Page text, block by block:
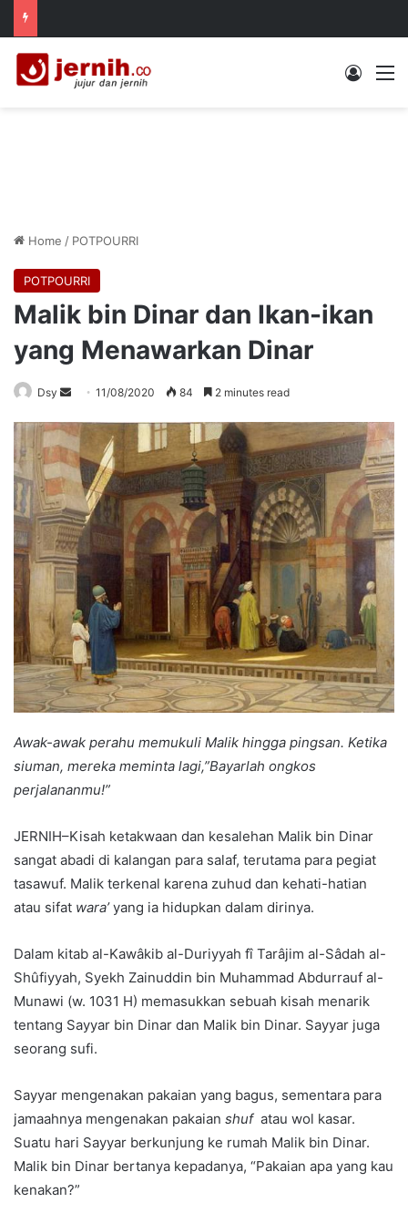
Log In
Home / POTPOURRI
POTPOURRI
Malik bin Dinar dan Ikan-ikan
yang Menawarkan Dinar
Dsy
Send
email
11/08/2020 84 2 minutes read
Awak-awak perahu memukuli Malik hingga pingsan. Ketika
siuman, mereka meminta lagi,”Bayarlah ongkos
perjalananmu!”
JERNIH–Kisah ketakwaan dan kesalehan Malik bin Dinar
sangat abadi di kalangan para salaf, terutama para pegiat
tasawuf. Malik terkenal karena zuhud dan kehati-hatian
atau sifat wara’yang ia hidupkan dalam dirinya.
Dalam kitab al-Kawâkib al-Duriyyah fî Tarâjim al-Sâdah al-
Shûfiyyah, Syekh Zainuddin bin Muhammad Abdurrauf al-
Munawi (w. 1031 H) memasukkan sebuah kisah menarik
tentang Sayyar bin Dinar dan Malik bin Dinar. Sayyar juga
seorang sufi.
Sayyar mengenakan pakaian yang bagus, sementara para
jamaahnya mengenakan pakaian shufatau wol kasar.
Suatu hari Sayyar berkunjung ke rumah Malik bin Dinar.
Malik bin Dinar bertanya kepadanya, “Pakaian apa yang kau
kenakan?”